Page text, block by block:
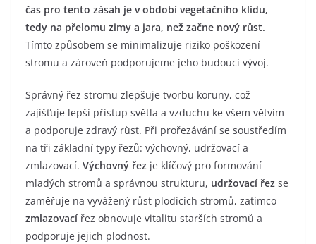
čas pro tento zásah je v období vegetačního klidu,
tedy na přelomu zimy a jara, než začne nový růst.
Tímto způsobem se minimalizuje riziko poškození
stromu a zároveň podporujeme jeho budoucí vývoj.
Správný řez stromu zlepšuje tvorbu koruny, což
zajišťuje lepší přístup světla a vzduchu ke všem větvím
a podporuje zdravý růst. Při prořezávání se soustředím
na tři základní typy řezů: výchovný, udržovací a
zmlazovací. Výchovný řez je klíčový pro formování
mladých stromů a správnou strukturu, udržovací řez se
zaměřuje na vyvážený růst plodících stromů, zatímco
zmlazovací řez obnovuje vitalitu starších stromů a
podporuje jejich plodnost.